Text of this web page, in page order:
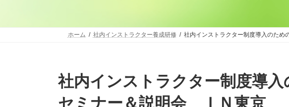
ホーム 社内インストラクター養成研修 社内インストラクター制度導入のた
社内インストラクター制度導入のための無料体験
セミナー＆説明会 ＩＮ東京